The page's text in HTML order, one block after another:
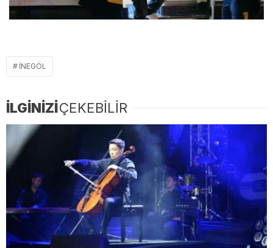
İNEGÖL
İLGİNİZİÇEKEBİLİR